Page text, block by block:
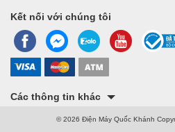
Kết nối với chúng tôi
Các thông tin khác
© 2026 Điện Máy Quốc Khánh